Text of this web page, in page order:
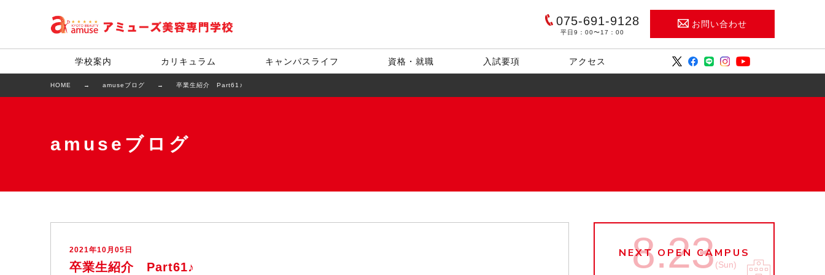
075-691-9128
平日9：00〜17：00
お問い合わせ
学校案内 カリキュラム キャンパスライフ 資格・就職 入試要項 アクセス
HOME amuseブログ 卒業生紹介 Part61♪
amuseブログ
2021年10月05日
卒業生紹介 Part61♪
NEXT OPEN CAMPUS
8.23 (Sun)